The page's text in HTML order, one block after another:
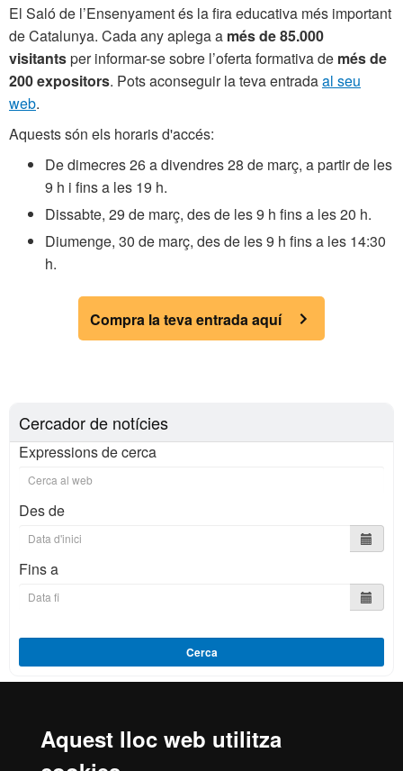
Aquest lloc web utilitza
El Saló de l’Ensenyament és la fira educativa més important
de Catalunya. Cada any aplega a més de 85.000
visitantsper informar-se sobre l’oferta formativa de més de
200 expositors. Pots aconseguir la teva entradaal seu
web.
Aquests són els horaris d'accés:
De dimecres 26 a divendres 28 de març, a partir de les
9 h i fins a les 19 h.
Dissabte, 29 de març, des de les 9 h fins a les 20 h.
Diumenge, 30 de març, des de les 9 h fins a les 14:30
h.
Compra la teva entrada aquí
Cercador de notícies
Expressions de cerca
Des de
Fins a
Cerca
Reconeixement internacional de l'excel·lència